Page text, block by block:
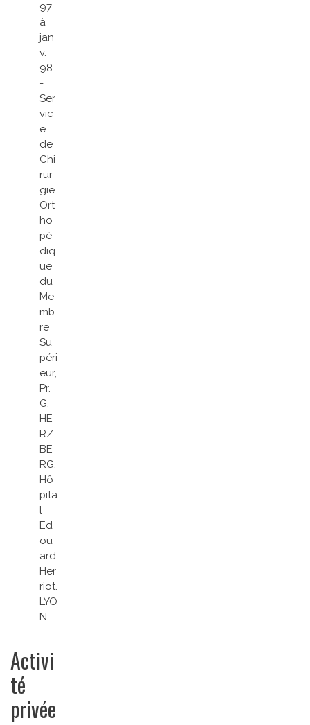
97
à
jan
v.
98
-
Ser
vic
e
de
Chi
rur
gie
Ort
ho
pé
diq
ue
du
Me
mb
re
Su
péri
eur,
Pr.
G.
HE
RZ
BE
RG.
Hô
pita
l
Ed
ou
ard
Her
riot.
LYO
N.
Activi
té
privée